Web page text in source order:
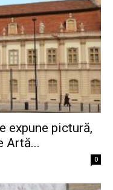
expune pictură,
Artă...
0